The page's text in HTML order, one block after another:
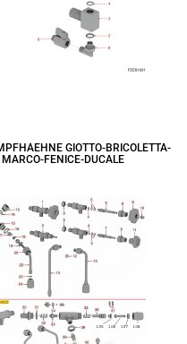
GIOTTO-BRICOLETTA-
FENICE-DUCALE